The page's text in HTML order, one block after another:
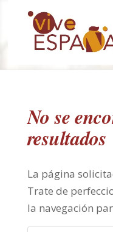
No se
resultados
La página
Trate de
la navegación